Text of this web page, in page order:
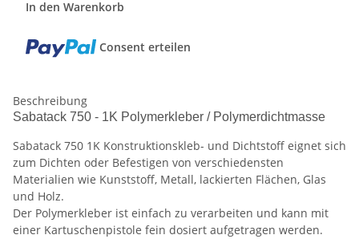
In den Warenkorb
Consent erteilen
Beschreibung
Sabatack 750 - 1K Polymerkleber / Polymerdichtmasse
Sabatack 750 1K Konstruktionskleb- und Dichtstoff eignet sich
zum Dichten oder Befestigen von verschiedensten
Materialien wie Kunststoff, Metall, lackierten Flächen, Glas
und Holz.
Der Polymerkleber ist einfach zu verarbeiten und kann mit
einer Kartuschenpistole fein dosiert aufgetragen werden.